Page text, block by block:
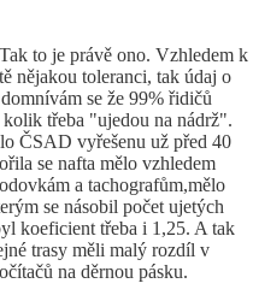
to je právě ono. Vzhledem k
nějakou toleranci, tak údaj o
se že 99% řidičů
třeba "ujedou na nádrž".
ČSAD vyřešenu už před 40
se nafta mělo vzhledem
a tachografům,mělo
se násobil počet ujetých
koeficient třeba i 1,25. A tak
trasy měli malý rozdíl v
na děrnou pásku.